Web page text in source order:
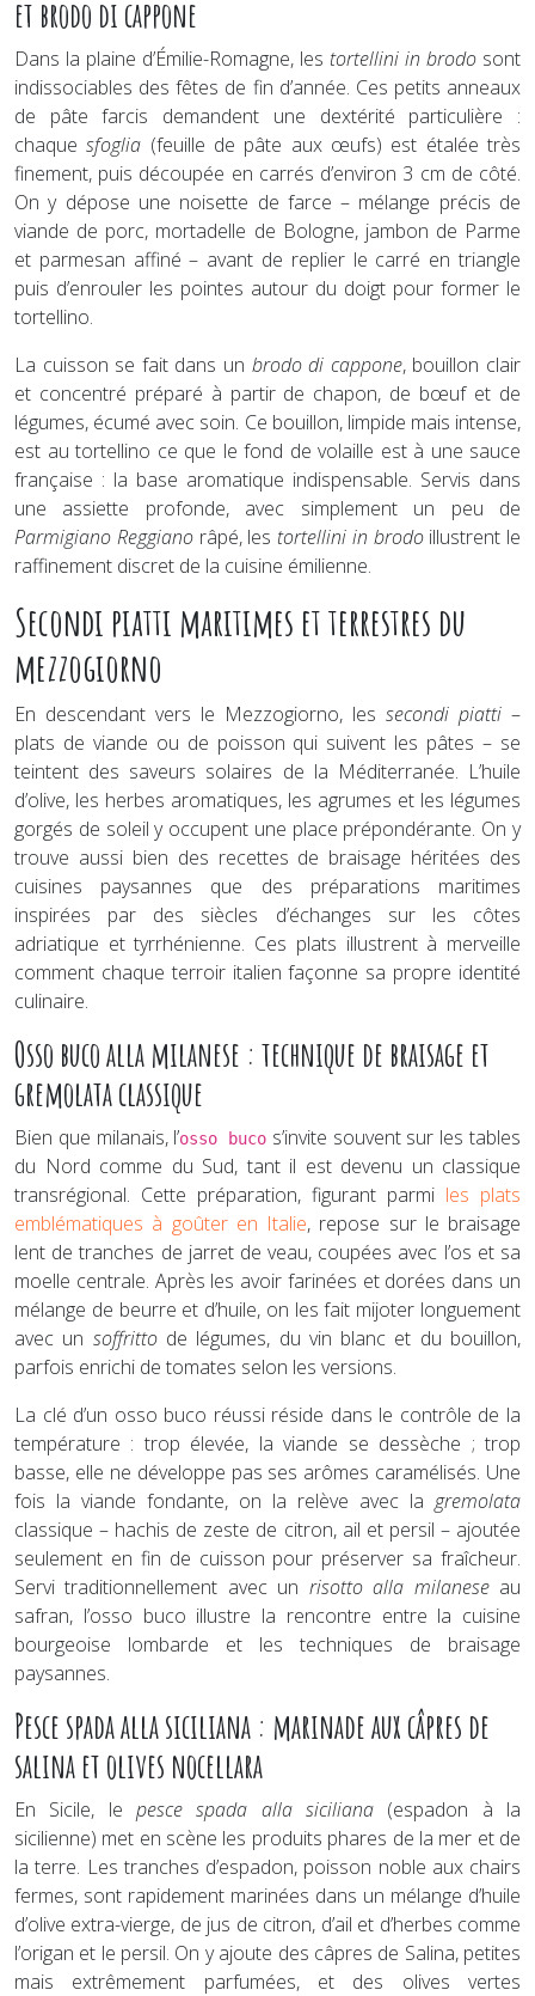
et brodo di cappone
Dans la plaine d’Émilie-Romagne, les tortellini in brodo sont
indissociables des fêtes de fin d’année. Ces petits anneaux
de pâte farcis demandent une dextérité particulière :
chaquesfoglia (feuille de pâte aux œufs) est étalée très
finement, puis découpée en carrés d’environ 3 cm de côté.
On y dépose une noisette de farce – mélange précis de
viande de porc, mortadelle de Bologne, jambon de Parme
et parmesan affiné – avant de replier le carré en triangle
puis d’enrouler les pointes autour du doigt pour former le
tortellino.
La cuisson se fait dans un brodo di cappone, bouillon clair
et concentré préparé à partir de chapon, de bœuf et de
légumes, écumé avec soin. Ce bouillon, limpide mais intense,
est au tortellino ce que le fond de volaille est à une sauce
française : la base aromatique indispensable. Servis dans
une assiette profonde, avec simplement un peu de
Parmigiano Reggianorâpé, les tortellini in brodoillustrent le
raffinement discret de la cuisine émilienne.
Secondi piatti maritimes et terrestres du
mezzogiorno
En descendant vers le Mezzogiorno, les secondi piatti –
plats de viande ou de poisson qui suivent les pâtes – se
teintent des saveurs solaires de la Méditerranée. L’huile
d’olive, les herbes aromatiques, les agrumes et les légumes
gorgés de soleil y occupent une place prépondérante. On y
trouve aussi bien des recettes de braisage héritées des
cuisines paysannes que des préparations maritimes
inspirées par des siècles d’échanges sur les côtes
adriatique et tyrrhénienne. Ces plats illustrent à merveille
comment chaque terroir italien façonne sa propre identité
culinaire.
Osso buco alla milanese : technique de braisage et
gremolata classique
Bien que milanais, l’osso buco s’invite souvent sur les tables
du Nord comme du Sud, tant il est devenu un classique
transrégional. Cette préparation, figurant parmi les plats
emblématiques à goûter en Italie, repose sur le braisage
lent de tranches de jarret de veau, coupées avec l’os et sa
moelle centrale. Après les avoir farinées et dorées dans un
mélange de beurre et d’huile, on les fait mijoter longuement
avec un soffrittode légumes, du vin blanc et du bouillon,
parfois enrichi de tomates selon les versions.
La clé d’un osso buco réussi réside dans le contrôle de la
température : trop élevée, la viande se dessèche ; trop
basse, elle ne développe pas ses arômes caramélisés. Une
fois la viande fondante, on la relève avec la gremolata
classique – hachis de zeste de citron, ail et persil – ajoutée
seulement en fin de cuisson pour préserver sa fraîcheur.
Servi traditionnellement avec un risotto alla milaneseau
safran, l’osso buco illustre la rencontre entre la cuisine
bourgeoise lombarde et les techniques de braisage
paysannes.
Pesce spada alla siciliana : marinade aux câpres de
salina et olives nocellara
En Sicile, le pesce spada alla siciliana (espadon à la
sicilienne) met en scène les produits phares de la mer et de
la terre. Les tranches d’espadon, poisson noble aux chairs
fermes, sont rapidement marinées dans un mélange d’huile
d’olive extra-vierge, de jus de citron, d’ail et d’herbes comme
l’origan et le persil. On y ajoute des câpres de Salina, petites
mais extrêmement parfumées, et des olives vertes